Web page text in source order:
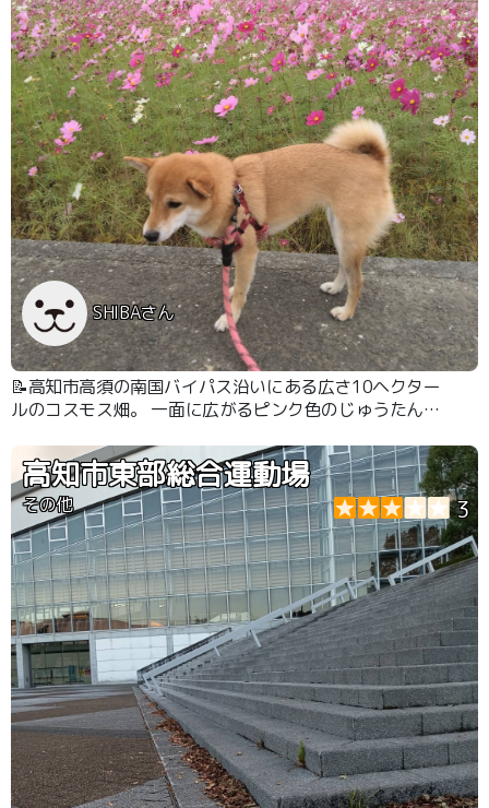
SHIBAさん
📝高知市高須の南国バイパス沿いにある広さ10ヘクター
ルのコスモス畑。 一面に広がるピンク色のじゅうたんは
高知市東部総合運動場
その他 3